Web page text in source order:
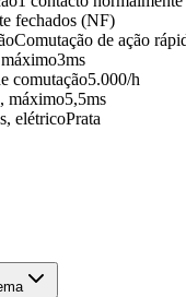
fechados (NF)
Comutação de ação
3ms
comutação5.000/h
máximo5,5ms
elétricoPrata